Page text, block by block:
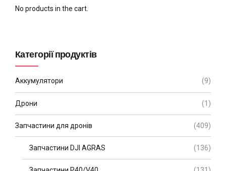
No products in the cart.
Категорії продуктів
Аккумулятори (9)
Дрони (1)
Запчастини для дронів (409)
Запчастини DJI AGRAS (136)